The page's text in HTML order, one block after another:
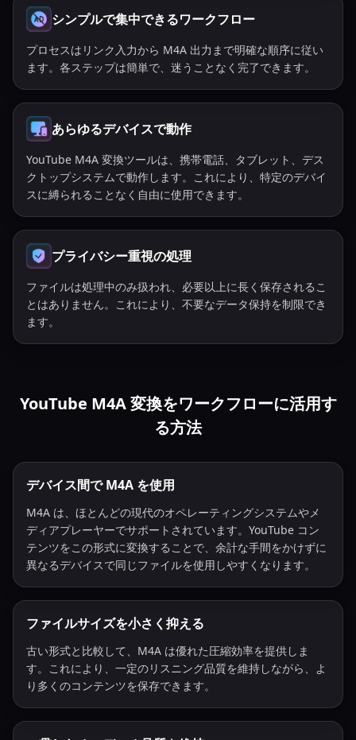
シンプルで集中できるワークフロー
プロセスはリンク入力から M4A 出力まで明確な順序に従い
ます。各ステップは簡単で、迷うことなく完了できます。
あらゆるデバイスで動作
YouTube M4A 変換ツールは、携帯電話、タブレット、デス
クトップシステムで動作します。これにより、特定のデバイ
スに縛られることなく自由に使用できます。
プライバシー重視の処理
ファイルは処理中のみ扱われ、必要以上に長く保存されるこ
とはありません。これにより、不要なデータ保持を制限でき
ます。
YouTube M4A 変換をワークフローに活用す
る方法
デバイス間で M4A を使用
M4A は、ほとんどの現代のオペレーティングシステムやメ
ディアプレーヤーでサポートされています。YouTube コン
テンツをこの形式に変換することで、余計な手間をかけずに
異なるデバイスで同じファイルを使用しやすくなります。
ファイルサイズを小さく抑える
古い形式と比較して、M4A は優れた圧縮効率を提供しま
す。これにより、一定のリスニング品質を維持しながら、よ
り多くのコンテンツを保存できます。